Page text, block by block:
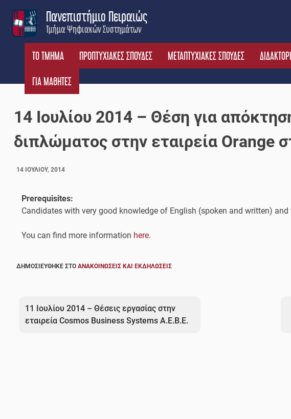
content
Τμήμα Ψηφιακών Συστημάτων
Πανεπιστήμιο Πειραιώς
ΤΟ ΤΜΗΜΑ ΠΡΟΠΤΥΧΙΑΚΕΣ ΣΠΟΥΔΕΣ ΜΕΤΑΠΤΥΧΙΑΚΕΣ ΣΠΟΥΔΕΣ
ΓΙΑ ΜΑΘΗΤΕΣ
14 Ιουλίου 2014 – Θέση για
διπλώματος στην εταιρεία Orange
14 ΙΟΥΛΊΟΥ, 2014
Prerequisites:
Candidates with very good knowledge of English (spoken and written)
You can find more information here.
ΔΗΜΟΣΙΕΎΘΗΚΕ ΣΤΟ ΑΝΑΚΟΙΝΏΣΕΙΣ ΚΑΙ ΕΚΔΗΛΏΣΕΙΣ
άρθρων
11 Ιουλίου 2014 – Θέσεις εργασίας στην
εταιρεία Cosmos Business Systems A.E.B.E.